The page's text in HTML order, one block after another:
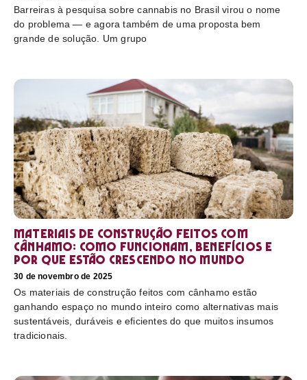
Barreiras à pesquisa sobre cannabis no Brasil virou o nome
do problema — e agora também de uma proposta bem
grande de solução. Um grupo
Materiais de construção feitos com
cânhamo: como funcionam, benefícios e
por que estão crescendo no mundo
30 de novembro de 2025
Os materiais de construção feitos com cânhamo estão
ganhando espaço no mundo inteiro como alternativas mais
sustentáveis, duráveis e eficientes do que muitos insumos
tradicionais.